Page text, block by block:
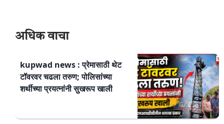
अधिक वाचा
kupwad news : प्रेमासाठी थेट
टॉवरवर चढला तरुण; पोलिसांच्या
शर्थीच्या प्रयत्नांनी सुखरूप खाली